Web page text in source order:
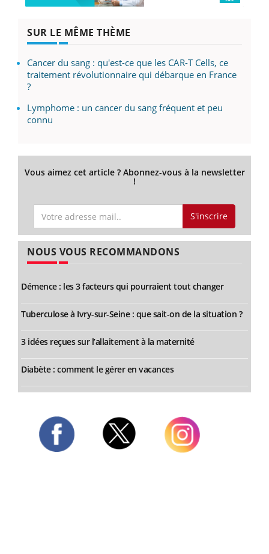
SUR LE MÊME THÈME
Cancer du sang : qu'est-ce que les CAR-T Cells, ce
traitement révolutionnaire qui débarque en France
?
Lymphome : un cancer du sang fréquent et peu
connu
Vous aimez cet article ? Abonnez-vous à la newsletter
!
S'inscrire
NOUS VOUS RECOMMANDONS
Démence : les 3 facteurs qui pourraient tout changer
Tuberculose à Ivry-sur-Seine : que sait-on de la situation ?
3 idées reçues sur l’allaitement à la maternité
Diabète : comment le gérer en vacances